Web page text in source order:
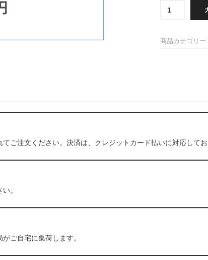
便：
商品カテゴリ
ご注文ください。決済は、クレジットカード払いに対応して
。
ご自宅に集荷します。